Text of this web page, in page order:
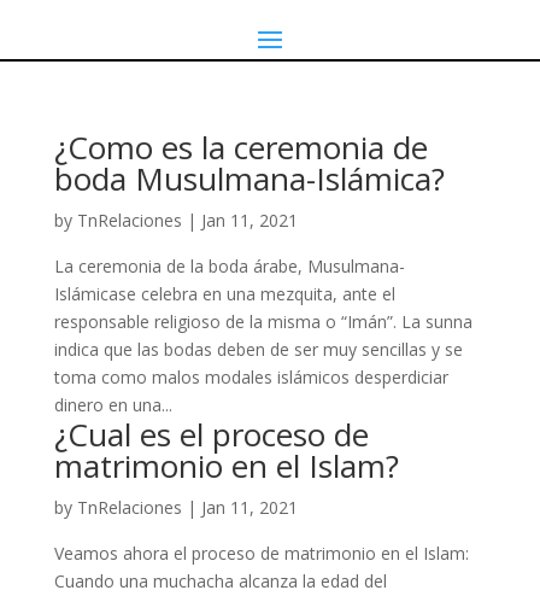
¿Como es la ceremonia de
boda Musulmana-Islámica?
by TnRelaciones | Jan 11, 2021
La ceremonia de la boda árabe, Musulmana-
Islámicase celebra en una mezquita, ante el
responsable religioso de la misma o “Imán”. La sunna
indica que las bodas deben de ser muy sencillas y se
toma como malos modales islámicos desperdiciar
dinero en una...
¿Cual es el proceso de
matrimonio en el Islam?
by TnRelaciones | Jan 11, 2021
Veamos ahora el proceso de matrimonio en el Islam:
Cuando una muchacha alcanza la edad del